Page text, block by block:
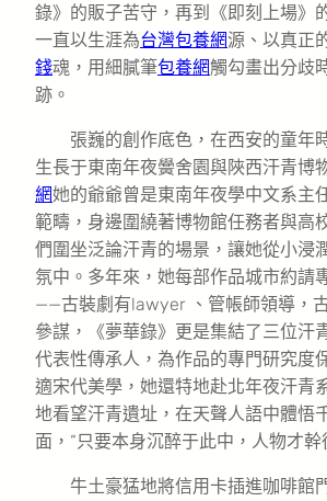
錄》的販子苦守，再到《即刻上場》
一直以生涯為台灣包養網源、以真正
錢魂，用細膩筆包養網觸勾畫出分歧
跡。
張巍的創作底色，在西安的童年
生長于東南年夜黌舍園與陜西汗青博
網她的爺爺曾是東南年夜學中文系主
範疇，身邊圍繞著博物館任務者與高
們圍坐泛論汗青的場景，讓她從小浸
氛中。多年來，她每部作品城市約請
——古裝劇有lawyer 、管帳師領導，
參謀，《夢華錄》更是集結了三位汗
代表性傳承人，為作品的專門研究度
適宋代美學，她還特地赴北年夜汗青
地看望汗青遺址，在天聲人語中體悟
面，“只要本身沉醉于此中，人物才幹
牛土豪猛地將信用卡插進咖啡館